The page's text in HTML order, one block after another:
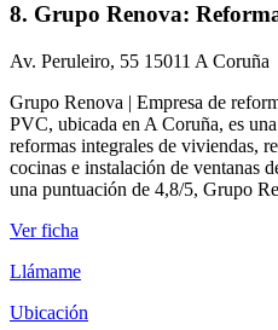
8. Grupo Renova:
Av. Peruleiro, 55 15011 A Coruña
Grupo Renova | Empresa de
PVC, ubicada en A Coruña, es
reformas integrales de viviendas,
cocinas e instalación de ventanas
una puntuación de 4,8/5, Grupo
Ver ficha
Llámame
Ubicación